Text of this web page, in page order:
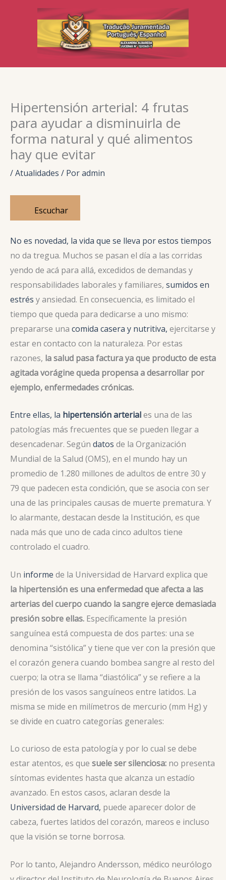
Hipertensión arterial: 4 frutas
para ayudar a disminuirla de
forma natural y qué alimentos
hay que evitar
/Atualidades / Poradmin
Escuchar
No es novedad, la vida que se lleva por estos tiempos
no da tregua. Muchos se pasan el día a las corridas
yendo de acá para allá, excedidos de demandas y
responsabilidades laborales y familiares, sumidos en
estrés y ansiedad. En consecuencia, es limitado el
tiempo que queda para dedicarse a uno mismo:
prepararse una comida casera y nutritiva, ejercitarse y
estar en contacto con la naturaleza. Por estas
razones, la salud pasa factura ya que producto de esta
agitada vorágine queda propensa a desarrollar por
ejemplo, enfermedades crónicas.
Entre ellas, la hipertensión arteriales una de las
patologías más frecuentes que se pueden llegar a
desencadenar. Según datos de la Organización
Mundial de la Salud (OMS), en el mundo hay un
promedio de 1.280 millones de adultos de entre 30 y
79 que padecen esta condición, que se asocia con ser
una de las principales causas de muerte prematura. Y
lo alarmante, destacan desde la Institución, es que
nada más que uno de cada cinco adultos tiene
controlado el cuadro.
Un informe de la Universidad de Harvard explica que
la hipertensión es una enfermedad que afecta a las
arterias del cuerpo cuando la sangre ejerce demasiada
presión sobre ellas. Específicamente la presión
sanguínea está compuesta de dos partes: una se
denomina “sistólica” y tiene que ver con la presión que
el corazón genera cuando bombea sangre al resto del
cuerpo; la otra se llama “diastólica” y se refiere a la
presión de los vasos sanguíneos entre latidos. La
misma se mide en milímetros de mercurio (mm Hg) y
se divide en cuatro categorías generales:
Lo curioso de esta patología y por lo cual se debe
estar atentos, es que suele ser silenciosa: no presenta
síntomas evidentes hasta que alcanza un estadío
avanzado. En estos casos, aclaran desde la
Universidad de Harvard, puede aparecer dolor de
cabeza, fuertes latidos del corazón, mareos e incluso
que la visión se torne borrosa.
Por lo tanto, Alejandro Andersson, médico neurólogo